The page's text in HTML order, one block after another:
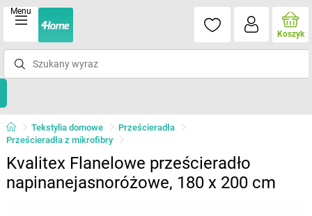
Menu
Koszyk
Tekstylia domowe
Prześcieradła
Prześcieradła z mikrofibry
Kvalitex Flanelowe prześcieradło
napinanejasnoróżowe, 180 x 200 cm